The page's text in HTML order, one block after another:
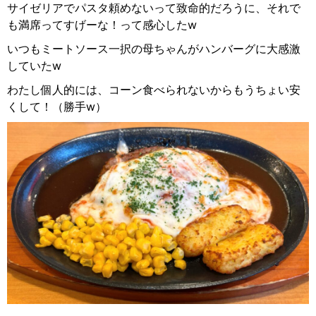
サイゼリアでパスタ頼めないって致命的だろうに、それで
も満席ってすげーな！って感心したw
いつもミートソース一択の母ちゃんがハンバーグに大感激
していたw
わたし個人的には、コーン食べられないからもうちょい安
くして！（勝手w）